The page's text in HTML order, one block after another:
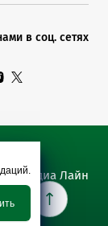
в соц. сетях
Медиа Лайн